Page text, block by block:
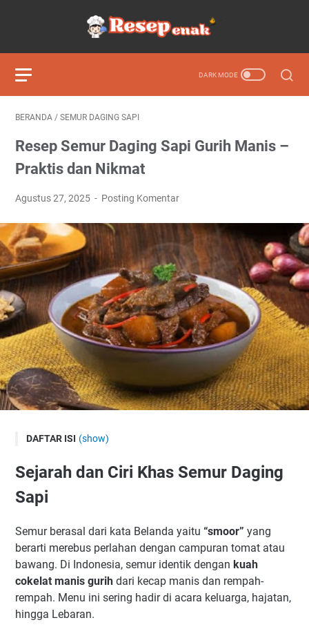
BERANDA / SEMUR DAGING SAPI
Resep Semur Daging Sapi Gurih Manis –
Praktis dan Nikmat
Agustus 27, 2025 Posting Komentar
DAFTAR ISI (show)
Tips Memilih Daging Sapi untuk Semur
Bumbu Dasar Semur Daging Sapi
Bahan-Bahan:
Cara Membuat:
Resep Semur Daging Sapi Betawi
Resep Semur Daging Kentang
Variasi Olahan Semur Lainnya
Sejarah dan Ciri Khas Semur Daging
Sapi
Semur berasal dari kata Belanda yaitu “smoor” yang
berarti merebus perlahan dengan campuran tomat atau
bawang. Di Indonesia, semur identik dengan kuah
cokelat manis gurih dari kecap manis dan rempah-
rempah. Menu ini sering hadir di acara keluarga, hajatan,
hingga Lebaran.